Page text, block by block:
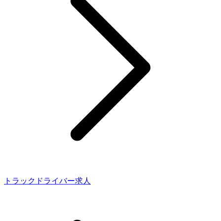
トラックドライバー求人